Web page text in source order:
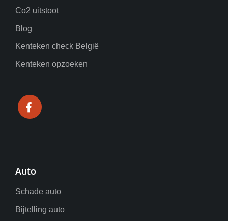
Co2 uitstoot
Blog
Kenteken check België
Kenteken opzoeken
Auto
Schade auto
Bijtelling auto